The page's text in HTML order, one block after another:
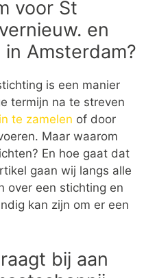
voor St
en
Amsterdam?
is een manier
termijn na te streven
te zamelen of door
Maar waarom
En hoe gaat dat
gaan wij langs alle
over een stichting en
kan zijn om er een
bij aan